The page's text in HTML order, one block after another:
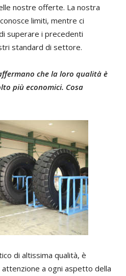
nostre offerte. La nostra
limiti, mentre ci
superare i precedenti
standard di settore.
che la loro qualità è
più economici. Cosa
di altissima qualità, è
a ogni aspetto della